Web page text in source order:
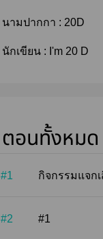
นามปากกา : 20D
นักเขียน : I'm 20 D
ตอนทั้งหมด
#1 กิจกรรมแจก
#2 #1